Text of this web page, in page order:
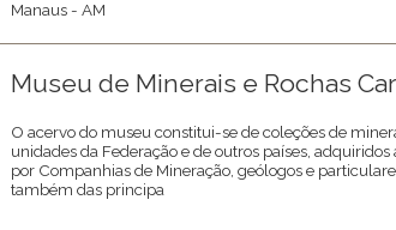
Manaus - AM
Museu de Minerais e Rochas
O acervo do museu constitui-se de coleções de
unidades da Federação e de outros países,
por Companhias de Mineração, geólogos e
também das principa